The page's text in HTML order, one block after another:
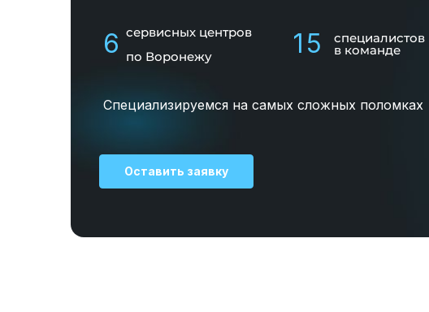
6 сервисных центров
по Воронежу
15 специалистов
в команде
Специализируемся на самых сложных поломках
Оставить заявку